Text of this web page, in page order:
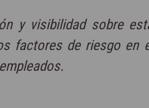
y visibilidad sobre
factores de riesgo en